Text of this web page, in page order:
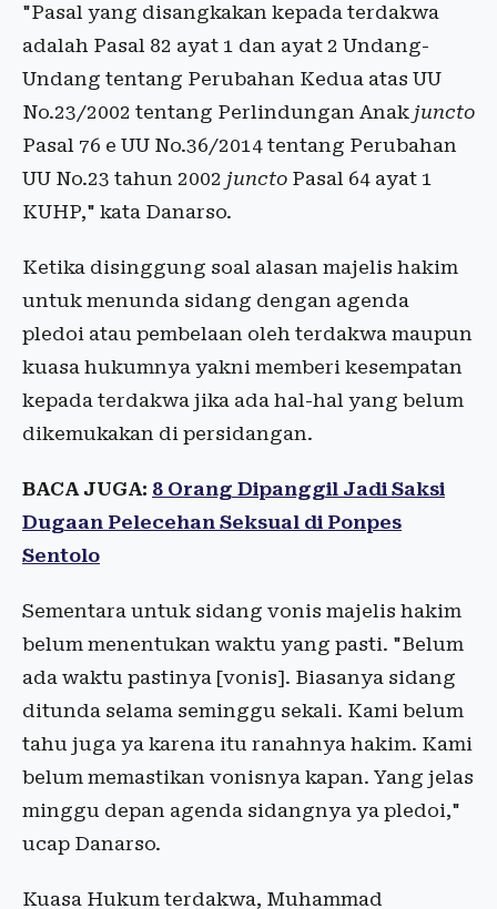
"Pasal yang disangkakan kepada terdakwa
adalah Pasal 82 ayat 1 dan ayat 2 Undang-
Undang tentang Perubahan Kedua atas UU
No.23/2002 tentang Perlindungan Anak juncto
Pasal 76 e UU No.36/2014 tentang Perubahan
UU No.23 tahun 2002 juncto Pasal 64 ayat 1
KUHP," kata Danarso.
Ketika disinggung soal alasan majelis hakim
untuk menunda sidang dengan agenda
pledoi atau pembelaan oleh terdakwa maupun
kuasa hukumnya yakni memberi kesempatan
kepada terdakwa jika ada hal-hal yang belum
dikemukakan di persidangan.
BACA JUGA: 8 Orang Dipanggil Jadi Saksi
Dugaan Pelecehan Seksual di Ponpes
Sentolo
Sementara untuk sidang vonis majelis hakim
belum menentukan waktu yang pasti. "Belum
ada waktu pastinya [vonis]. Biasanya sidang
ditunda selama seminggu sekali. Kami belum
tahu juga ya karena itu ranahnya hakim. Kami
belum memastikan vonisnya kapan. Yang jelas
minggu depan agenda sidangnya ya pledoi,"
ucap Danarso.
Kuasa Hukum terdakwa, Muhammad